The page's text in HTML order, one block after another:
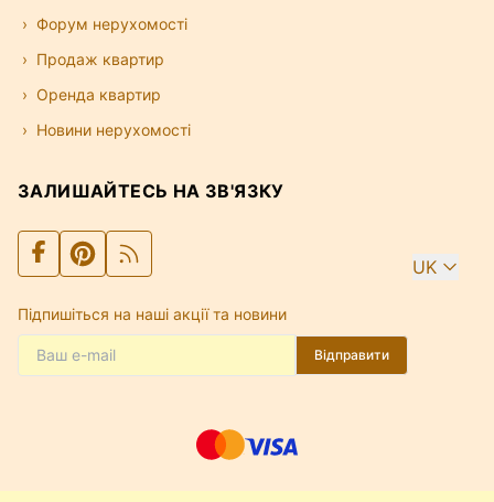
Форум нерухомості
Продаж квартир
Оренда квартир
Новини нерухомості
ЗАЛИШАЙТЕСЬ НА ЗВ'ЯЗКУ
UK
Підпишіться на наші акції та новини
Відправити